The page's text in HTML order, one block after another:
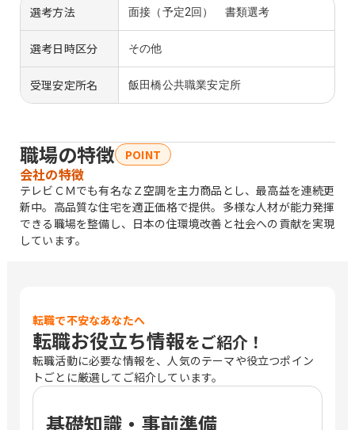
選考方法
面接（予定2回） 書類選考
選考日時区分 その他
受理安定所名 飯田橋公共職業安定所
職場の特徴 POINT
会社の特徴
テレビＣＭでも有名なＺ空調を主力商品とし、最高益を連続更
新中。高品質な住宅を適正価格で提供。多様な人材が能力発揮
できる職場を整備し、日本の住環境改善と社会への貢献を実現
しています。
転職で不安なあなたへ
転職お役立ち情報をご紹介！
転職活動に必要な情報を、人気のテーマや役立つポイン
トごとに厳選してご紹介しています。
基礎知識・事前準備